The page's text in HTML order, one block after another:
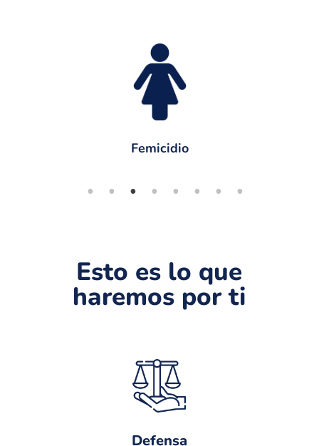
Homicidio
Esto es lo que
haremos por ti
Defensa